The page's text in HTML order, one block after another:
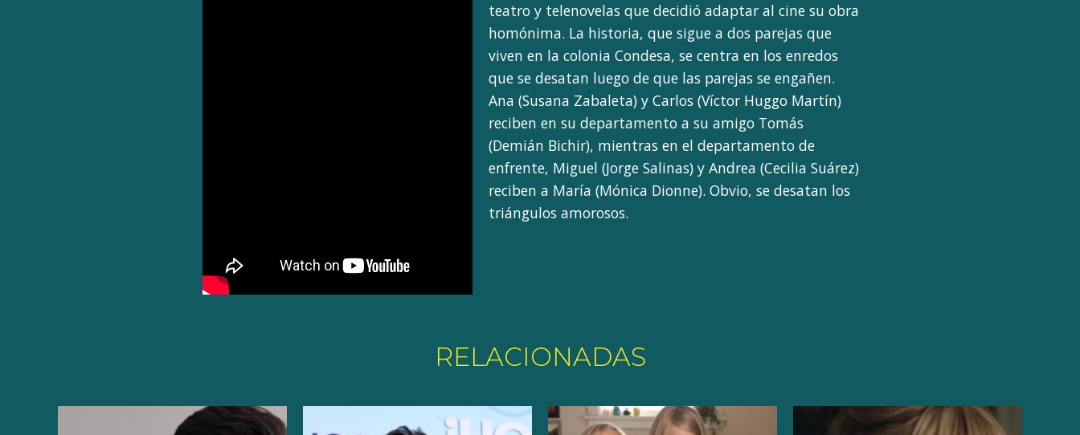
teatro y telenovelas que decidió adaptar al cine su obra
homónima. La historia, que sigue a dos parejas que
viven en la colonia Condesa, se centra en los enredos
que se desatan luego de que las parejas se engañen.
Ana (Susana Zabaleta) y Carlos (Víctor Huggo Martín)
reciben en su departamento a su amigo Tomás
(Demián Bichir), mientras en el departamento de
enfrente, Miguel (Jorge Salinas) y Andrea (Cecilia Suárez)
reciben a María (Mónica Dionne). Obvio, se desatan los
triángulos amorosos.
RELACIONADAS